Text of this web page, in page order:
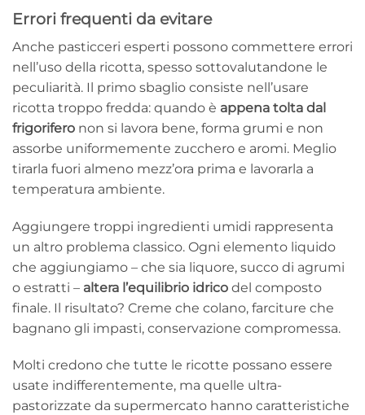
Errori frequenti da evitare
Anche pasticceri esperti possono commettere errori
nell’uso della ricotta, spesso sottovalutandone le
peculiarità. Il primo sbaglio consiste nell’usare
ricotta troppo fredda: quando è appena tolta dal
frigorifero non si lavora bene, forma grumi e non
assorbe uniformemente zucchero e aromi. Meglio
tirarla fuori almeno mezz’ora prima e lavorarla a
temperatura ambiente.
Aggiungere troppi ingredienti umidi rappresenta
un altro problema classico. Ogni elemento liquido
che aggiungiamo – che sia liquore, succo di agrumi
o estratti – altera l’equilibrio idrico del composto
finale. Il risultato? Creme che colano, farciture che
bagnano gli impasti, conservazione compromessa.
Molti credono che tutte le ricotte possano essere
usate indifferentemente, ma quelle ultra-
pastorizzate da supermercato hanno caratteristiche